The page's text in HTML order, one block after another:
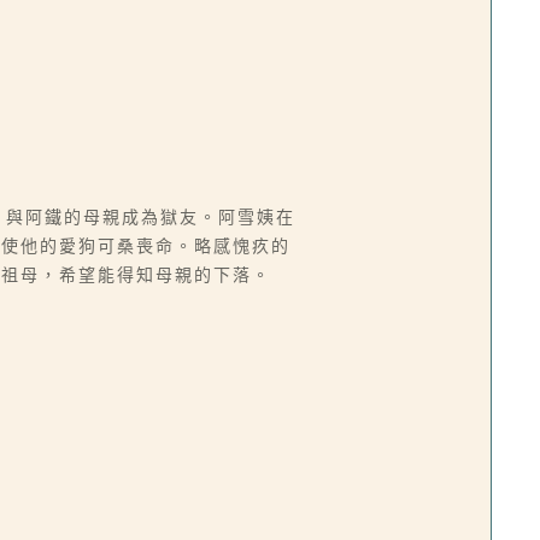
阿鐵的母親成為獄友。阿雪姨在
他的愛狗可桑喪命。略感愧疚的
母，希望能得知母親的下落。